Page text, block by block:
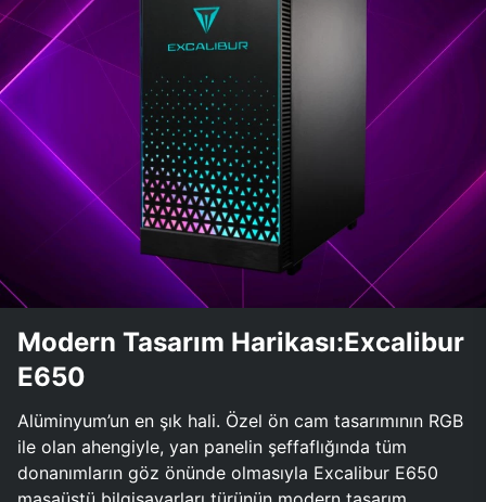
Modern Tasarım Harikası:Excalibur
E650
Alüminyum’un en şık hali. Özel ön cam tasarımının RGB
ile olan ahengiyle, yan panelin şeffaflığında tüm
donanımların göz önünde olmasıyla Excalibur E650